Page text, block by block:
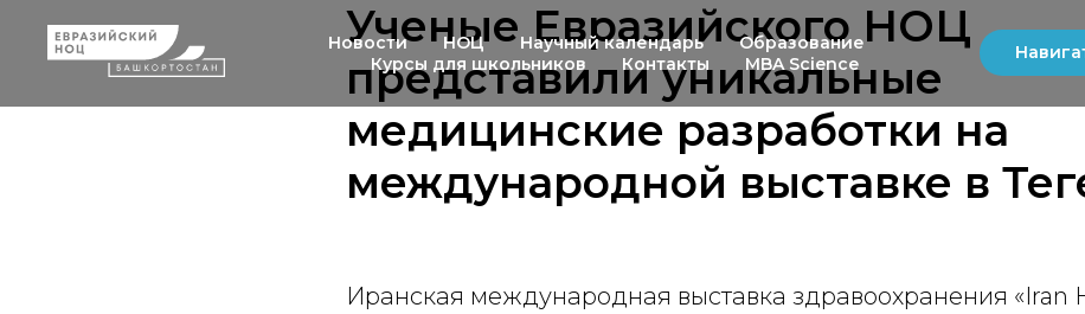
Новости НОЦ Научный календарь
Образование
Курсы для школьников
Контакты MBA Science
Ученые Евразийского НОЦ
представили уникальные
медицинские разработки на
международной выставке в
Иранская международная выставка здравоохранения «Iran